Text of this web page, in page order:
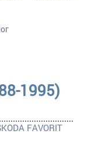
1995)
FAVORIT